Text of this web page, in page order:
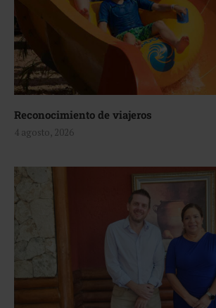
Reconocimiento de viajeros
4 agosto, 2026